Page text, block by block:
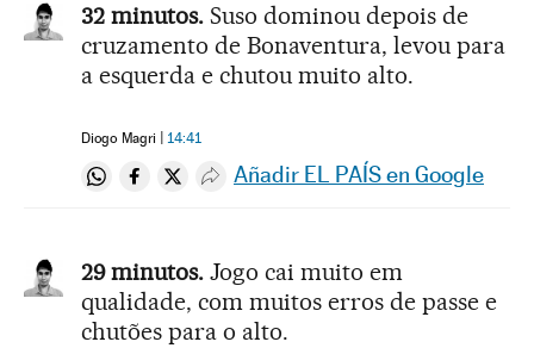
32 minutos. Suso dominou depois de
cruzamento de Bonaventura, levou para
a esquerda e chutou muito alto.
Diogo Magri 14:41
Compartir en Whatsapp
Compartir en Facebook
Compartir en Twitter
Desplegar Redes Sociales
Añadir EL PAÍS en Google
29 minutos. Jogo cai muito em
qualidade, com muitos erros de passe e
chutões para o alto.